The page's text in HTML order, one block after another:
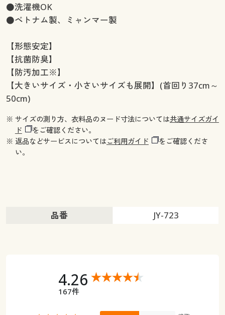
●洗濯機OK
●ベトナム製、ミャンマー製
【形態安定】
【抗菌防臭】
【防汚加工※】
【大きいサイズ・小さいサイズも展開】(首回り37cm～
50cm)
※ サイズの測り方、衣料品のヌード寸法については共通サイズガイ
ド
をご確認ください。
※ 返品などサービスについてはご利用ガイド
をご確認くださ
い。
品番 JY-723
4.26
167件